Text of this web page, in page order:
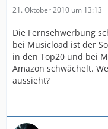
21. Oktober 2010 um 13:13
Die Fernsehwerbung
bei Musicload ist der
in den Top20 und bei
Amazon schwächelt.
aussieht?